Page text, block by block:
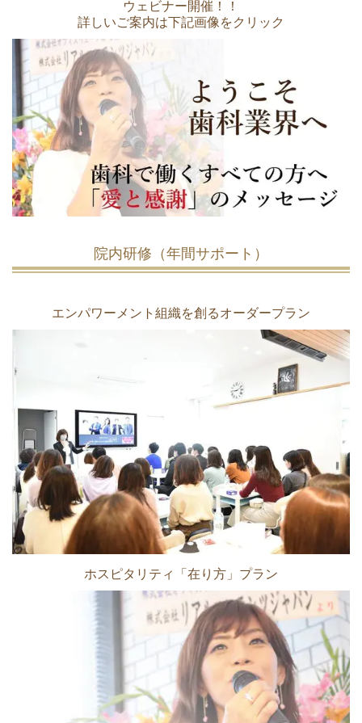
ウェビナー開催！！
詳しいご案内は下記画像をクリック
院内研修（年間サポート）
エンパワーメント組織を創るオーダープラン
ホスピタリティ「在り方」プラン